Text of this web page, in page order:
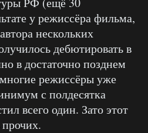
у режиссёра фильма,
нескольких
дебютировать в
в достаточно позднем
многие режиссёры уже
с полдесятка
всего один. Зато этот